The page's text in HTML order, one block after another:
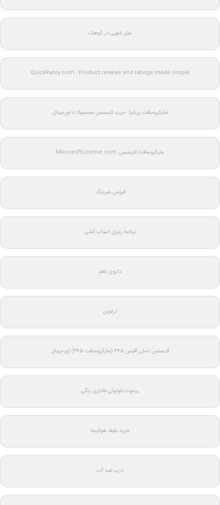
مبل شویی در کوهک
QuickRatey.com : Product reviews and ratings made simple
مایکروسافت پرشیا: خرید لایسنس محصولات اورجینال
مایکروسافت لایسنس: MicrosoftLicense.com
فروش بلبرینگ
برنامه ریزی اسباب کشی
داروی بلغم
تراوین
لایسنس اصلی آفیس ۳۶۵ (مایکروسافت ۳۶۵) اورجینال
ریموت بلوتوثی فانتزی رنگی
خرید بلیط هواپیما
درب ضد آب